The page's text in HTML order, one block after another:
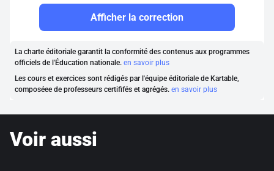
Afficher la correction
La charte éditoriale garantit la conformité des contenus aux programmes
officiels de l'Éducation nationale. en savoir plus
Les cours et exercices sont rédigés par l'équipe éditoriale de Kartable,
composéee de professeurs certififés et agrégés. en savoir plus
Voir aussi